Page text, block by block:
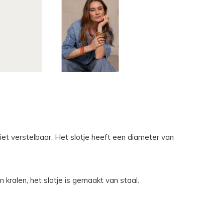
verstelbaar. Het slotje heeft een diameter van
kralen, het slotje is gemaakt van staal.